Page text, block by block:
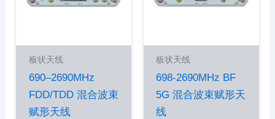
板状天线
690–2690MHz
FDD/TDD 混合波束
赋形天线
板状天线
698-2690MHz BF
5G 混合波束赋形天
线